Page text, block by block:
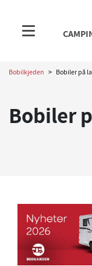
Bobilkjeden > Bobiler på
Bobiler